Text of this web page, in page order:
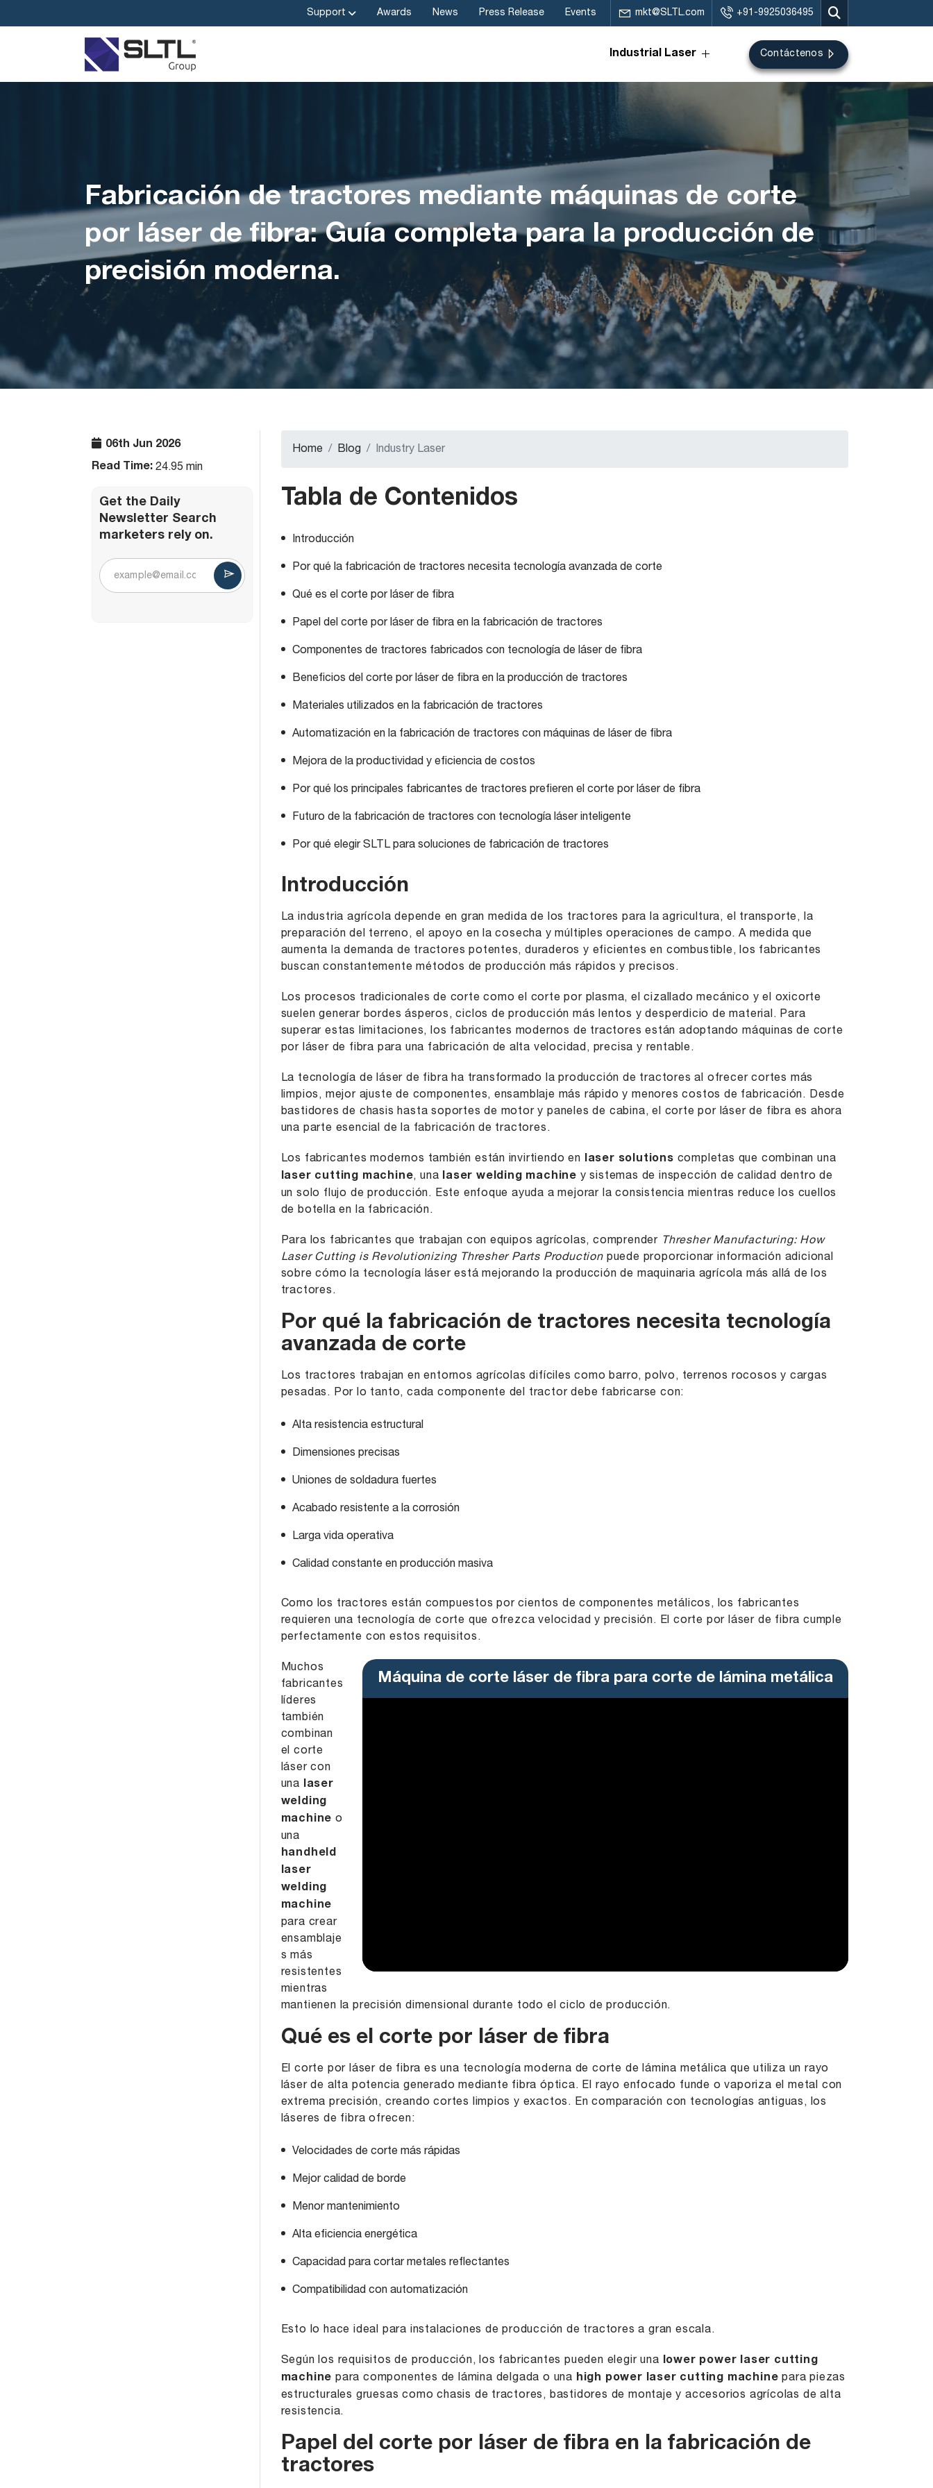
Support Awards News Press Release Events mkt@SLTL.com +91-9925036495
Industrial Laser Contáctenos
Fabricación de tractores mediante máquinas de corte
por láser de fibra: Guía completa para la producción de
precisión moderna.
06th Jun 2026
Read Time: 24.95 min
Get the Daily
Newsletter Search
marketers rely on.
Home Blog Industry Laser
Tabla de Contenidos
Introducción
Por qué la fabricación de tractores necesita tecnología avanzada de corte
Qué es el corte por láser de fibra
Papel del corte por láser de fibra en la fabricación de tractores
Componentes de tractores fabricados con tecnología de láser de fibra
Beneficios del corte por láser de fibra en la producción de tractores
Materiales utilizados en la fabricación de tractores
Automatización en la fabricación de tractores con máquinas de láser de fibra
Mejora de la productividad y eficiencia de costos
Por qué los principales fabricantes de tractores prefieren el corte por láser de fibra
Futuro de la fabricación de tractores con tecnología láser inteligente
Por qué elegir SLTL para soluciones de fabricación de tractores
Introducción
La industria agrícola depende en gran medida de los tractores para la agricultura, el transporte, la
preparación del terreno, el apoyo en la cosecha y múltiples operaciones de campo. A medida que
aumenta la demanda de tractores potentes, duraderos y eficientes en combustible, los fabricantes
buscan constantemente métodos de producción más rápidos y precisos.
Los procesos tradicionales de corte como el corte por plasma, el cizallado mecánico y el oxicorte
suelen generar bordes ásperos, ciclos de producción más lentos y desperdicio de material. Para
superar estas limitaciones, los fabricantes modernos de tractores están adoptando máquinas de corte
por láser de fibra para una fabricación de alta velocidad, precisa y rentable.
La tecnología de láser de fibra ha transformado la producción de tractores al ofrecer cortes más
limpios, mejor ajuste de componentes, ensamblaje más rápido y menores costos de fabricación. Desde
bastidores de chasis hasta soportes de motor y paneles de cabina, el corte por láser de fibra es ahora
una parte esencial de la fabricación de tractores.
Los fabricantes modernos también están invirtiendo en laser solutions completas que combinan una
laser cutting machine, una laser welding machine y sistemas de inspección de calidad dentro de
un solo flujo de producción. Este enfoque ayuda a mejorar la consistencia mientras reduce los cuellos
de botella en la fabricación.
Para los fabricantes que trabajan con equipos agrícolas, comprender
Thresher Manufacturing: How
Laser Cutting is Revolutionizing Thresher Parts Productionpuede proporcionar información adicional
sobre cómo la tecnología láser está mejorando la producción de maquinaria agrícola más allá de los
tractores.
Por qué la fabricación de tractores necesita tecnología
avanzada de corte
Los tractores trabajan en entornos agrícolas difíciles como barro, polvo, terrenos rocosos y cargas
pesadas. Por lo tanto, cada componente del tractor debe fabricarse con:
Alta resistencia estructural
Dimensiones precisas
Uniones de soldadura fuertes
Acabado resistente a la corrosión
Larga vida operativa
Calidad constante en producción masiva
Como los tractores están compuestos por cientos de componentes metálicos, los fabricantes
requieren una tecnología de corte que ofrezca velocidad y precisión. El corte por láser de fibra cumple
perfectamente con estos requisitos.
Máquina de corte láser de fibra para corte de lámina metálica
Muchos
fabricantes
líderes
también
combinan
el corte
láser con
una laser
welding
machine o
una
handheld
laser
welding
machine
para crear
ensamblaje
s más
resistentes
mientras
mantienen la precisión dimensional durante todo el ciclo de producción.
Qué es el corte por láser de fibra
El corte por láser de fibra es una tecnología moderna de corte de lámina metálica que utiliza un rayo
láser de alta potencia generado mediante fibra óptica. El rayo enfocado funde o vaporiza el metal con
extrema precisión, creando cortes limpios y exactos. En comparación con tecnologías antiguas, los
láseres de fibra ofrecen:
Velocidades de corte más rápidas
Mejor calidad de borde
Menor mantenimiento
Alta eficiencia energética
Capacidad para cortar metales reflectantes
Compatibilidad con automatización
Esto lo hace ideal para instalaciones de producción de tractores a gran escala.
Según los requisitos de producción, los fabricantes pueden elegir una lower power laser cutting
machine para componentes de lámina delgada o una high power laser cutting machine para piezas
estructurales gruesas como chasis de tractores, bastidores de montaje y accesorios agrícolas de alta
resistencia.
Papel del corte por láser de fibra en la fabricación de
tractores